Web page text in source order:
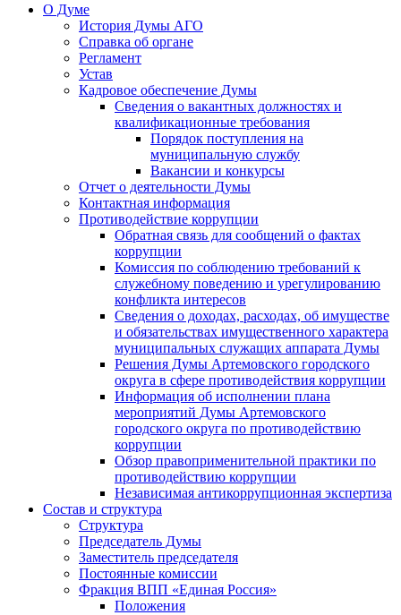
О Думе
История Думы АГО
Справка об органе
Регламент
Устав
Кадровое обеспечение Думы
Сведения о вакантных должностях и
квалификационные требования
Порядок поступления на
муниципальную службу
Вакансии и конкурсы
Отчет о деятельности Думы
Контактная информация
Противодействие коррупции
Обратная связь для сообщений о фактах
коррупции
Комиссия по соблюдению требований к
служебному поведению и урегулированию
конфликта интересов
Сведения о доходах, расходах, об имуществе
и обязательствах имущественного характера
муниципальных служащих аппарата Думы
Решения Думы Артемовского городского
округа в сфере противодействия коррупции
Информация об исполнении плана
мероприятий Думы Артемовского
городского округа по противодействию
коррупции
Обзор правоприменительной практики по
противодействию коррупции
Независимая антикоррупционная экспертиза
Состав и структура
Структура
Председатель Думы
Заместитель председателя
Постоянные комиссии
Фракция ВПП «Единая Россия»
Положения